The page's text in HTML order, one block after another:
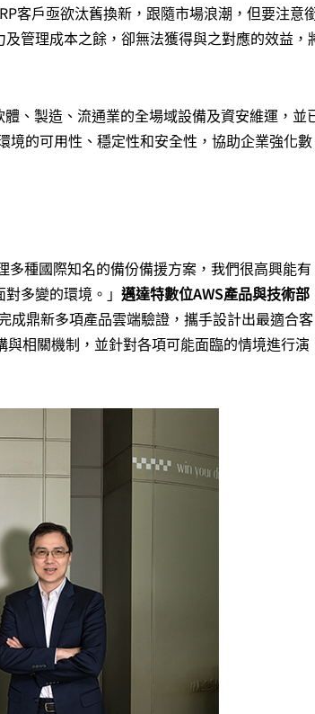
客戶亟欲汰舊換新，跟隨市場浪潮，但要注意
管理成本之餘，卻無法獲得與之對應的效益，
體、製造、流通業的全場域設備及資安維運，並
境的可用性、穩定性和安全性，協助企業強化數
多種國際知名的備份備援方案，我們很高興能有
多變的環境。」 邁達特數位AWS產品與技術部
成鼎新多項產品雲端驗證，攜手設計出最適合客
與相關機制，並針對各項可能面臨的情境進行演